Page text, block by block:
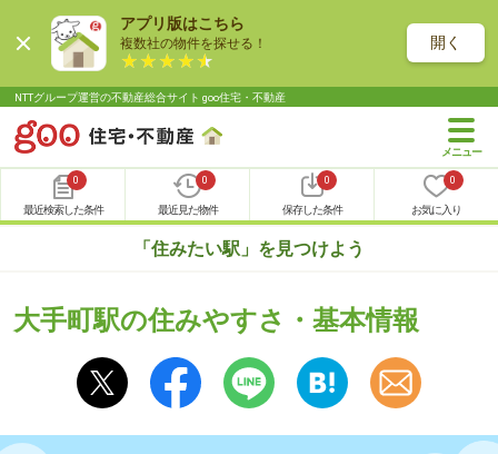
アプリ版はこちら
複数社の物件を探せる！ 開く
NTTグループ運営の不動産総合サイト goo住宅・不動産
0
最近検索した条件
0
最近見た物件
0
保存した条件
0
お気に入り
「住みたい駅」を見つけよう
大手町駅の住みやすさ・基本情報